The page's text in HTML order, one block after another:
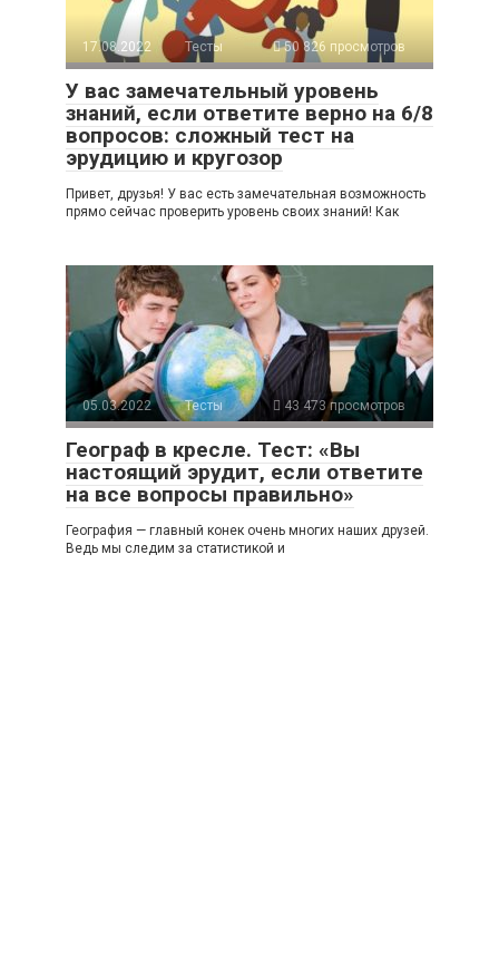
17.08.2022 Тесты 50 826 просмотров
У вас замечательный уровень
знаний, если ответите верно на 6/8
вопросов: сложный тест на
эрудицию и кругозор
Привет, друзья! У вас есть замечательная возможность
прямо сейчас проверить уровень своих знаний! Как
05.03.2022 Тесты 43 473 просмотров
Географ в кресле. Тест: «Вы
настоящий эрудит, если ответите
на все вопросы правильно»
География — главный конек очень многих наших друзей.
Ведь мы следим за статистикой и